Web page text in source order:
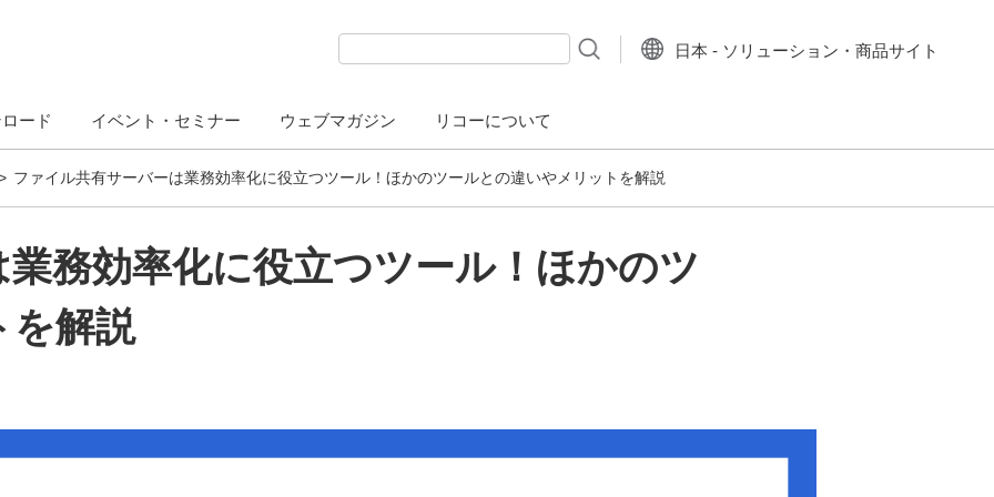
ード イベント・セミナー ウェブマガジン リコーについて
検索キーワード入力
日本 - ソリューション・商品サイト
ファイル共有サーバーは業務効率化に役立つツール！ほかのツールとの違いやメリットを解説
務効率化に役立つツール！ほかのツ
を解説